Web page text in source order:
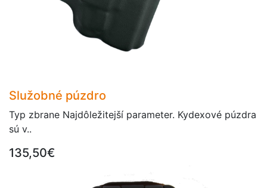
Služobné púzdro
Typ zbrane Najdôležitejší parameter. Kydexové púzdra
sú v..
135,50€